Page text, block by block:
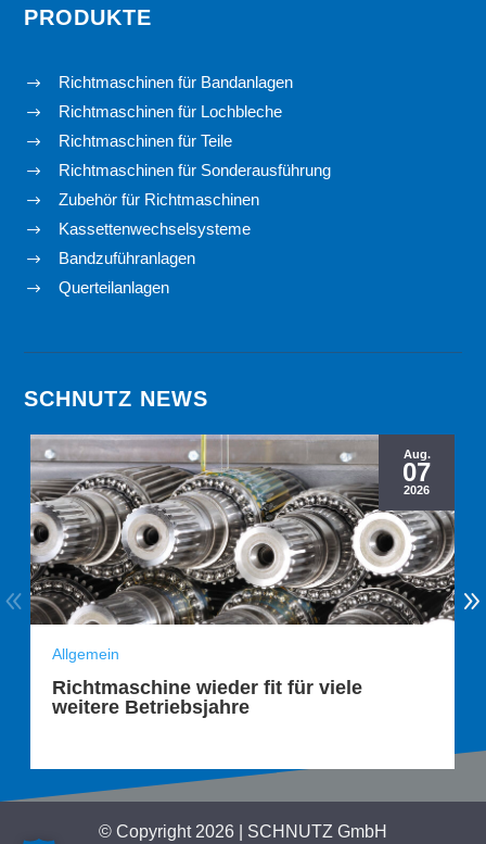
PRODUKTE
$ Richtmaschinen für Bandanlagen
$ Richtmaschinen für Lochbleche
$ Richtmaschinen für Teile
$ Richtmaschinen für Sonderausführung
$ Zubehör für Richtmaschinen
$ Kassettenwechselsysteme
$ Bandzuführanlagen
$ Querteilanlagen
SCHNUTZ NEWS
Aug.
07
2026
Allgemein
Richtmaschine wieder fit für viele
weitere Betriebsjahre
© Copyright 2026 | SCHNUTZ GmbH